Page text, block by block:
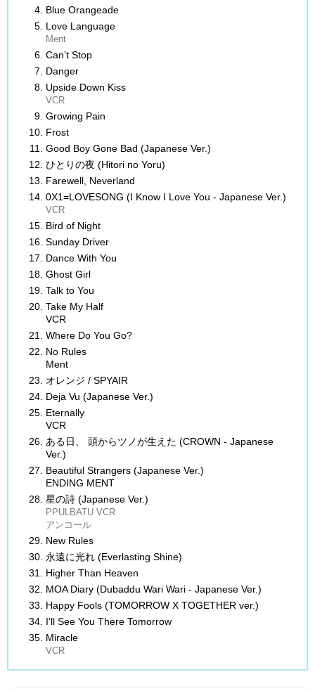
Blue Orangeade
Love Language
Ment
Can’t Stop
Danger
Upside Down Kiss
VCR
Growing Pain
Frost
Good Boy Gone Bad (Japanese Ver.)
ひとりの夜 (Hitori no Yoru)
Farewell, Neverland
0X1=LOVESONG (I Know I Love You - Japanese Ver.)
VCR
Bird of Night
Sunday Driver
Dance With You
Ghost Girl
Talk to You
Take My Half
VCR
Where Do You Go?
No Rules
Ment
オレンジ / SPYAIR
Deja Vu (Japanese Ver.)
Eternally
VCR
ある日、 頭からツノが生えた (CROWN - Japanese
Ver.)
Beautiful Strangers (Japanese Ver.)
ENDING MENT
星の詩 (Japanese Ver.)
PPULBATU VCR
アンコール
New Rules
永遠に光れ (Everlasting Shine)
Higher Than Heaven
MOA Diary (Dubaddu Wari Wari - Japanese Ver.)
Happy Fools (TOMORROW X TOGETHER ver.)
I’ll See You There Tomorrow
Miracle
VCR